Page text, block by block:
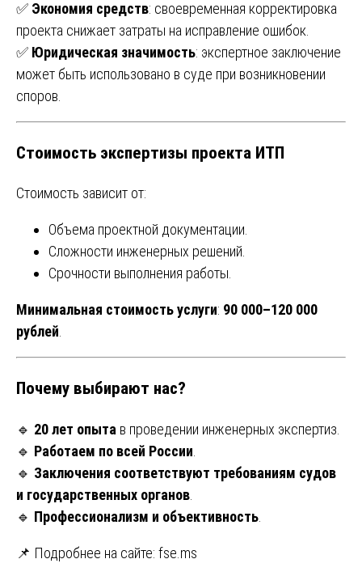
✅ Экономия средств: своевременная корректировка
проекта снижает затраты на исправление ошибок.
✅ Юридическая значимость: экспертное заключение
может быть использовано в суде при возникновении
споров.
Стоимость экспертизы проекта ИТП
Стоимость зависит от:
Объема проектной документации.
Сложности инженерных решений.
Срочности выполнения работы.
Минимальная стоимость услуги: 90 000–120 000
рублей.
Почему выбирают нас?
🔹 20 лет опыта в проведении инженерных экспертиз.
🔹 Работаем по всей России
🔹 Заключения соответствуют требованиям судов
и государственных органов
🔹 Профессионализм и объективность
📌 Подробнее на сайте: fse.ms